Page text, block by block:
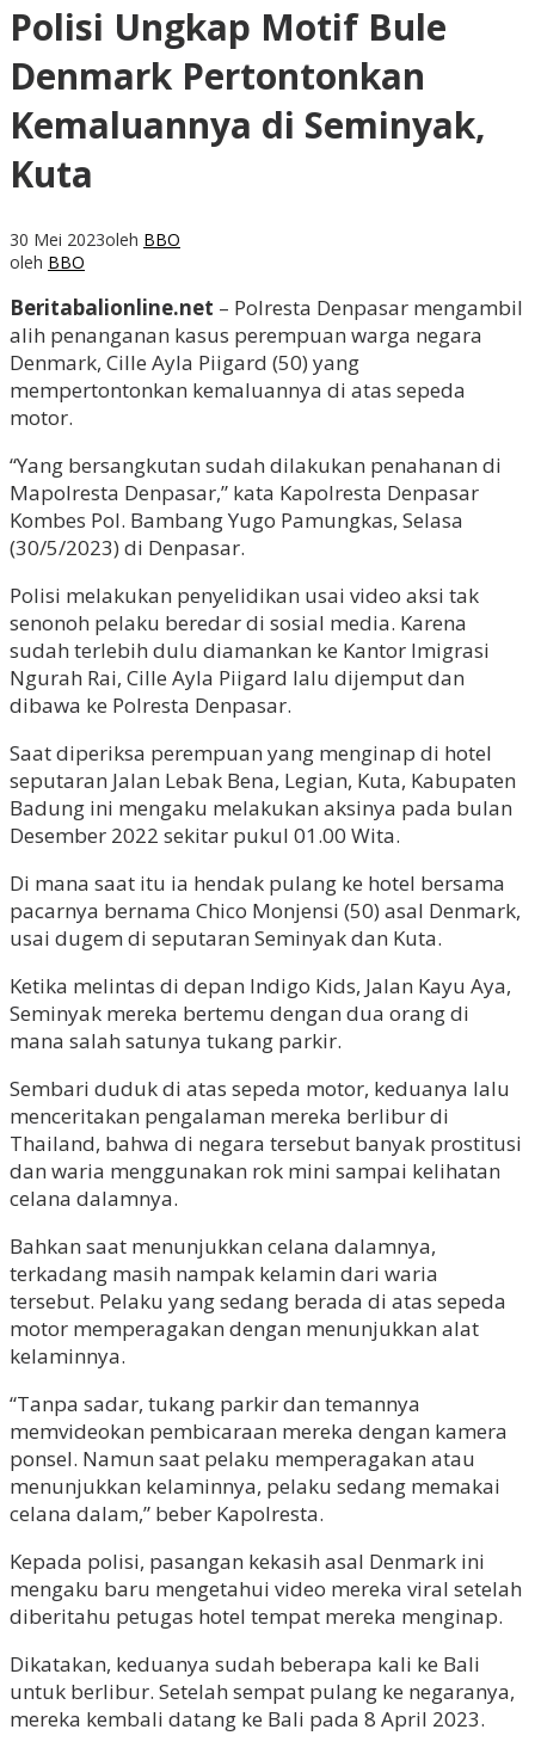
Polisi Ungkap Motif Bule
Denmark Pertontonkan
Kemaluannya di Seminyak,
Kuta
30 Mei 2023oleh BBO
oleh BBO
Beritabalionline.net – Polresta Denpasar mengambil
alih penanganan kasus perempuan warga negara
Denmark, Cille Ayla Piigard (50) yang
mempertontonkan kemaluannya di atas sepeda
motor.
“Yang bersangkutan sudah dilakukan penahanan di
Mapolresta Denpasar,” kata Kapolresta Denpasar
Kombes Pol. Bambang Yugo Pamungkas, Selasa
(30/5/2023) di Denpasar.
Polisi melakukan penyelidikan usai video aksi tak
senonoh pelaku beredar di sosial media. Karena
sudah terlebih dulu diamankan ke Kantor Imigrasi
Ngurah Rai, Cille Ayla Piigard lalu dijemput dan
dibawa ke Polresta Denpasar.
Saat diperiksa perempuan yang menginap di hotel
seputaran Jalan Lebak Bena, Legian, Kuta, Kabupaten
Badung ini mengaku melakukan aksinya pada bulan
Desember 2022 sekitar pukul 01.00 Wita.
Di mana saat itu ia hendak pulang ke hotel bersama
pacarnya bernama Chico Monjensi (50) asal Denmark,
usai dugem di seputaran Seminyak dan Kuta.
Ketika melintas di depan Indigo Kids, Jalan Kayu Aya,
Seminyak mereka bertemu dengan dua orang di
mana salah satunya tukang parkir.
Sembari duduk di atas sepeda motor, keduanya lalu
menceritakan pengalaman mereka berlibur di
Thailand, bahwa di negara tersebut banyak prostitusi
dan waria menggunakan rok mini sampai kelihatan
celana dalamnya.
Bahkan saat menunjukkan celana dalamnya,
terkadang masih nampak kelamin dari waria
tersebut. Pelaku yang sedang berada di atas sepeda
motor memperagakan dengan menunjukkan alat
kelaminnya.
“Tanpa sadar, tukang parkir dan temannya
memvideokan pembicaraan mereka dengan kamera
ponsel. Namun saat pelaku memperagakan atau
menunjukkan kelaminnya, pelaku sedang memakai
celana dalam,” beber Kapolresta.
Kepada polisi, pasangan kekasih asal Denmark ini
mengaku baru mengetahui video mereka viral setelah
diberitahu petugas hotel tempat mereka menginap.
Dikatakan, keduanya sudah beberapa kali ke Bali
untuk berlibur. Setelah sempat pulang ke negaranya,
mereka kembali datang ke Bali pada 8 April 2023.